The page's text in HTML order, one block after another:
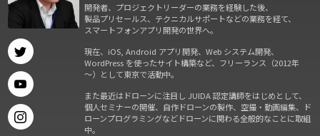
開発者、プロジェクトリーダーの業務を経験した後、
製品プリセールス、テクニカルサポートなどの業務を経て、
スマートフォンアプリ開発の世界へ。
現在、iOS, Android アプリ開発、Web システム開発、
WordPress を使ったサイト構築など、フリーランス（2012年
～）として東京で活動中。
また最近はドローンに注目し JUIDA 認定講師をはじめとして、
個人セミナーの開催、自作ドローンの製作、空撮・動画編集、ド
ローンプログラミングなどドローンに関わる全般的なことに取組
中。